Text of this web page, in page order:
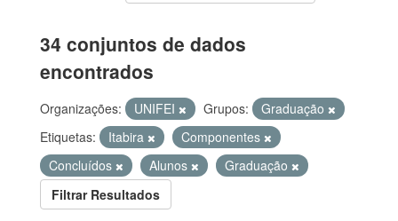
34 conjuntos de dados
encontrados
Organizações: UNIFEI Grupos:
Graduação
Etiquetas:
Itabira
Componentes
Concluídos
Alunos
Graduação
Filtrar Resultados